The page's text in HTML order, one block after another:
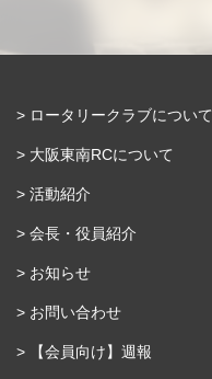
ロータリークラブについて
大阪東南RCについて
活動紹介
会長・役員紹介
お知らせ
お問い合わせ
【会員向け】週報